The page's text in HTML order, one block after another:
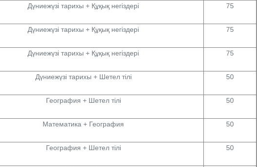
Дүниежүзі тарихы + Құқық негіздері 75
Дүниежүзі тарихы + Құқық негіздері 75
Дүниежүзі тарихы + Құқық негіздері 75
Дүниежүзі тарихы + Шетел тілі 50
География + Шетел тілі 50
Математика + География 50
География + Шетел тілі 50